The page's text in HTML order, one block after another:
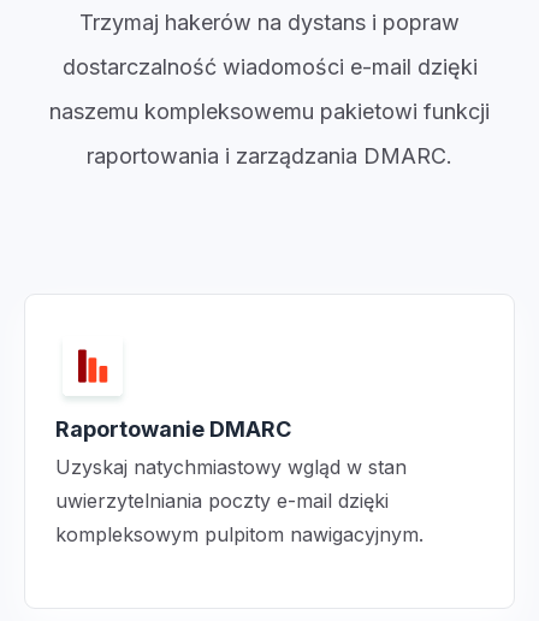
Trzymaj hakerów na dystans i popraw
dostarczalność wiadomości e-mail dzięki
naszemu kompleksowemu pakietowi funkcji
raportowania i zarządzania DMARC.
Raportowanie DMARC
Uzyskaj natychmiastowy wgląd w stan
uwierzytelniania poczty e-mail dzięki
kompleksowym pulpitom nawigacyjnym.